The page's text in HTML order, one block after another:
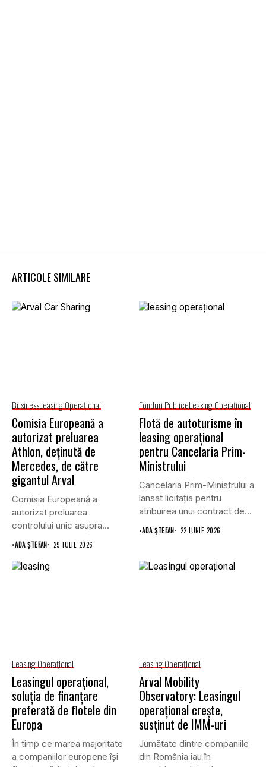
ARTICOLE SIMILARE
BusinessLeasing Operaţional
Comisia Europeană a
autorizat preluarea
Athlon, deținută de
Mercedes, de către
gigantul Arval
Comisia Europeană a
autorizat preluarea
controlului unic asupra
companiei de leasing
Athlon...
•ADA ȘTEFAN 29 IULIE 2026
Fonduri PubliceLeasing Operaţional
Flotă de autoturisme în
leasing operațional
pentru Cancelaria Prim-
Ministrului
Cancelaria Prim-Ministrului a
lansat licitația pentru
atribuirea unui contract de
furnizare a...
•ADA ȘTEFAN 22 IUNIE 2026
Leasing Operaţional
Leasingul operațional,
soluția de finanțare
preferată de flotele din
Europa
În timp ce marea majoritate
a companiilor europene își
Leasing Operaţional
Arval Mobility
Observatory: Leasingul
operațional crește,
susținut de IMM-uri
Jumătate dintre companiile
din România iau în